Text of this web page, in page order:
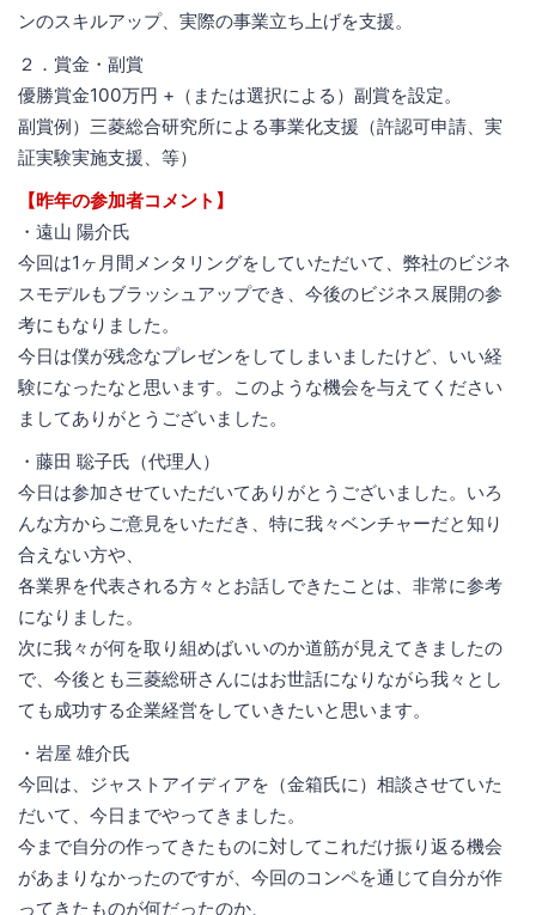
ンのスキルアップ、実際の事業立ち上げを支援。
２．賞金・副賞
優勝賞金100万円 +（または選択による）副賞を設定。
副賞例）三菱総合研究所による事業化支援（許認可申請、実
証実験実施支援、等）
【昨年の参加者コメント】
・遠山 陽介氏
今回は1ヶ月間メンタリングをしていただいて、弊社のビジネ
スモデルもブラッシュアップでき、今後のビジネス展開の参
考にもなりました。
今日は僕が残念なプレゼンをしてしまいましたけど、いい経
験になったなと思います。このような機会を与えてください
ましてありがとうございました。
・藤田 聡子氏（代理人）
今日は参加させていただいてありがとうございました。いろ
んな方からご意見をいただき、特に我々ベンチャーだと知り
合えない方や、
各業界を代表される方々とお話しできたことは、非常に参考
になりました。
次に我々が何を取り組めばいいのか道筋が見えてきましたの
で、今後とも三菱総研さんにはお世話になりながら我々とし
ても成功する企業経営をしていきたいと思います。
・岩屋 雄介氏
今回は、ジャストアイディアを（金箱氏に）相談させていた
だいて、今日までやってきました。
今まで自分の作ってきたものに対してこれだけ振り返る機会
があまりなかったのですが、今回のコンペを通じて自分が作
ってきたものが何だったのか、